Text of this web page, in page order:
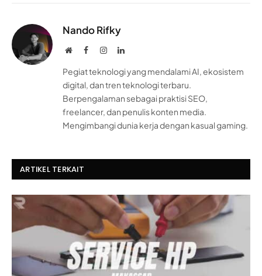
Nando Rifky
WebsiteFacebookInstagramLinkedIn
Pegiat teknologi yang mendalami AI, ekosistem
digital, dan tren teknologi terbaru.
Berpengalaman sebagai praktisi SEO,
freelancer, dan penulis konten media.
Mengimbangi dunia kerja dengan kasual gaming.
ARTIKEL TERKAIT